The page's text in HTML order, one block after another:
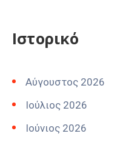
Ιστορικό
Αύγουστος 2026
Ιούλιος 2026
Ιούνιος 2026